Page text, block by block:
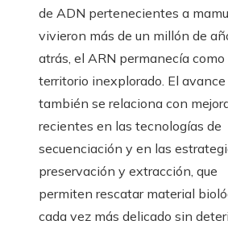
de ADN pertenecientes a
vivieron más de un millón de
atrás, el ARN permanecía como
territorio inexplorado. El avance
también se relaciona con
recientes en las tecnologías de
secuenciación y en las
preservación y extracción, que
permiten rescatar material
cada vez más delicado sin